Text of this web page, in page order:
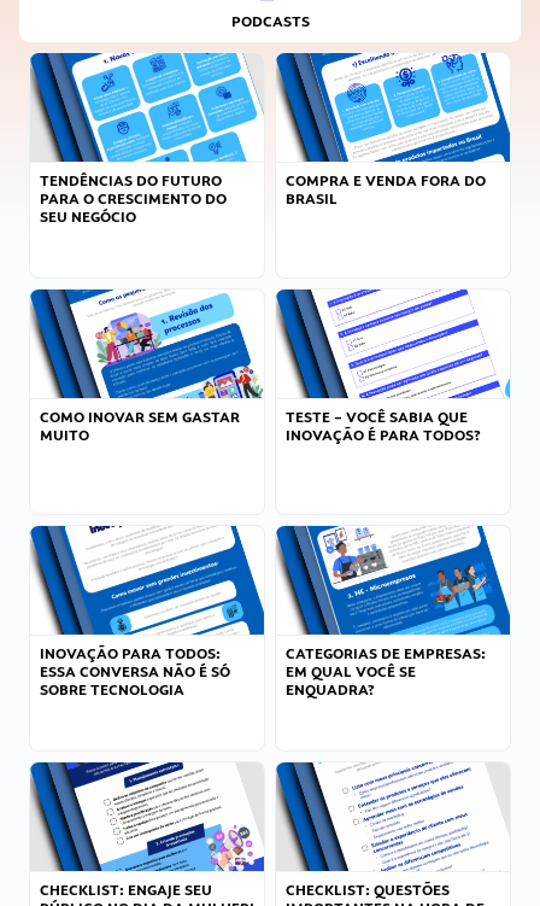
PODCASTS
TENDÊNCIAS DO FUTURO
PARA O CRESCIMENTO DO
SEU NEGÓCIO
COMPRA E VENDA FORA DO
BRASIL
COMO INOVAR SEM GASTAR
MUITO
TESTE – VOCÊ SABIA QUE
INOVAÇÃO É PARA TODOS?
INOVAÇÃO PARA TODOS:
ESSA CONVERSA NÃO É SÓ
SOBRE TECNOLOGIA
CATEGORIAS DE EMPRESAS:
EM QUAL VOCÊ SE
ENQUADRA?
CHECKLIST: ENGAJE SEU
CHECKLIST: QUESTÕES